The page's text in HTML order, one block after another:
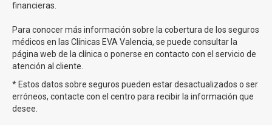
FIV con Óvulos de Donante - Ovodonación
FIV Método Ropa
Inseminación artificial
Inseminación artificial con donante
Tratamientos para ser madre soltera
DGP
financieras.
Para conocer más información sobre la cobertura de los seguros
médicos en las Clínicas EVA Valencia, se puede consultar la
página web de la clínica o ponerse en contacto con el servicio de
atención al cliente.
* Estos datos sobre seguros pueden estar desactualizados o ser
erróneos, contacte con el centro para recibir la información que
desee.